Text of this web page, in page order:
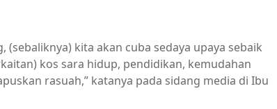
kita akan cuba sedaya upaya sebaik
kos sara hidup, pendidikan, kemudahan
rasuah,” katanya pada sidang media di Ibu